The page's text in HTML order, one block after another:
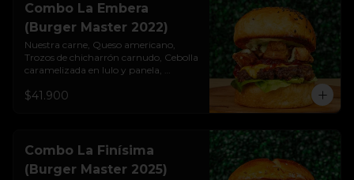
Combo La Embera
(Burger Master 2022)
Nuestra carne, Queso americano,
Trozos de chicharrón carnudo, Cebolla
caramelizada en lulo y panela,
cogollo, Pan brioche premium.
$41.900
Combo La Finísima
(Burger Master 2025)